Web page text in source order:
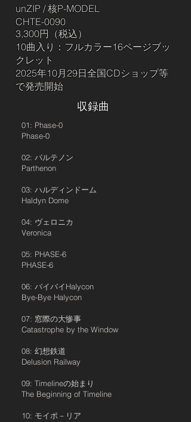
unZIP / 核P-MODEL
CHTE-0090
3,300円（税込）
​10曲入り：フルカラー16ページブッ
クレット
​2025年10月29日全国CDショップ等
で発売開始
収録曲
01: Phase-0
Phase-0
02: パルテノン
Parthenon
03: ハルディンドーム
Haldyn Dome
04: ヴェロニカ
Veronica
05: PHASE-6
PHASE-6
06: バイバイHalycon
Bye-Bye Halycon
07: 窓際の大惨事
Catastrophe by the Window
08: 幻想鉄道
Delusion Railway
09: Timelineの始まり
The Beginning of Timeline
10: モイポ－リア